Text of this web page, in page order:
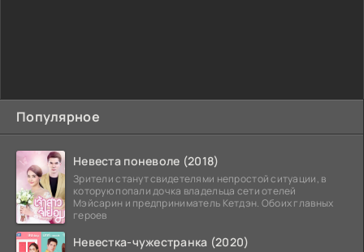
Популярное
Невеста поневоле (2018)
Зрители станут свидетелями непростой ситуации, в
которую попали дочка владельца сети отелей
Мэйсарин и предприниматель Кетдэн. Обоих главных
героев
Невестка-чужестранка (2020)